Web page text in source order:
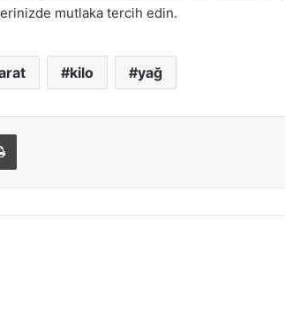
mutlaka tercih edin.
kilo yağ
Yazdır